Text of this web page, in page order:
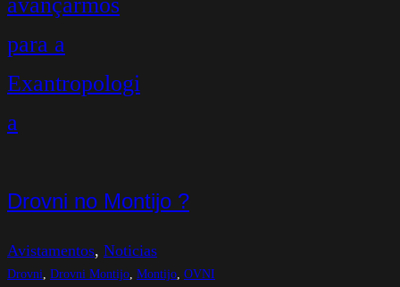
Drovni no Montijo ?
Avistamentos, Noticias
Drovni, Drovni Montijo, Montijo, OVNI